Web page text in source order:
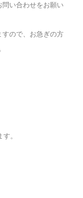
い合わせをお願い
ので、お急ぎの方
。